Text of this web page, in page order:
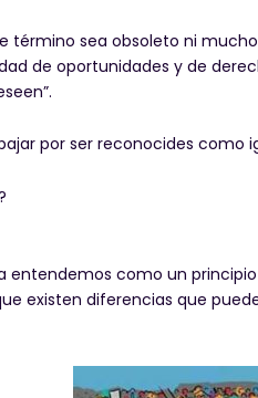
sea obsoleto ni
de oportunidades y de
por ser reconocides como
entendemos como un
existen diferencias que